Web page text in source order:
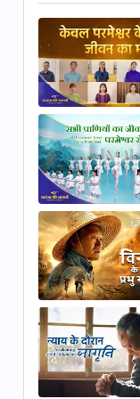
53:04
38:31
44:17
38:56
30:36